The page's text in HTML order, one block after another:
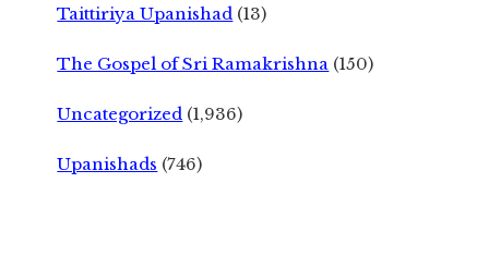
Taittiriya Upanishad (13)
The Gospel of Sri Ramakrishna (150)
Uncategorized (1,936)
Upanishads (746)